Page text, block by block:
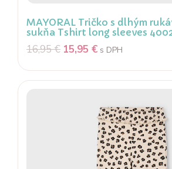
MAYORAL Tričko s dlhým
sukňa Tshirt long sleeves
16,95€ 15,95 € s DPH